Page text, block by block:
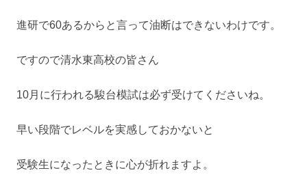
進研で60あるからと言って油断はできないわけです。
ですので清水東高校の皆さん
10月に行われる駿台模試は必ず受けてくださいね。
早い段階でレベルを実感しておかないと
受験生になったときに心が折れますよ。